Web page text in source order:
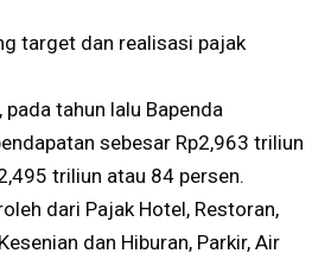
target dan realisasi pajak
tahun lalu Bapenda
sebesar Rp2,963 triliun
triliun atau 84 persen.
dari Pajak Hotel, Restoran,
dan Hiburan, Parkir, Air